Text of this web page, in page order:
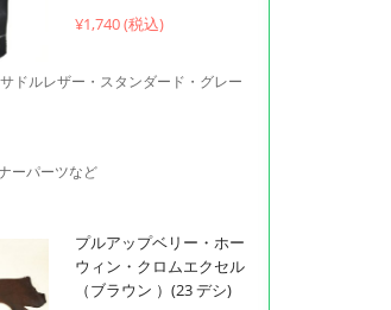
¥1,740 (税込)
ドルレザー・スタンダード・グレー
ーパーツなど
プルアップベリー・ホー
ウィン・クロムエクセル
（ブラウン ）(23 デシ)